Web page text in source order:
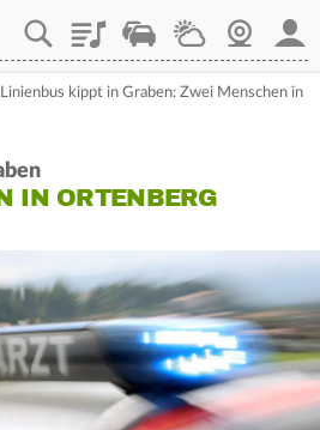
PlaylistStaupilotWetterWebcam
Linienbus kippt in Graben: Zwei Menschen in
IN ORTENBERG